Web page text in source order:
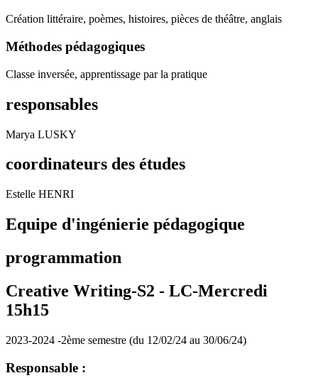
Création littéraire, poèmes, histoires, pièces de théâtre, anglais
Méthodes pédagogiques
Classe inversée, apprentissage par la pratique
responsables
Marya LUSKY
coordinateurs des études
Estelle HENRI
Equipe d'ingénierie pédagogique
programmation
Creative Writing-S2 - LC-Mercredi
15h15
2023-2024 -2ème semestre (du 12/02/24 au 30/06/24)
Responsable :